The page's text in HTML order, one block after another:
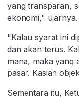
yang transparan,
ekonomi," ujarnya.
"Kalau syarat ini
dan akan terus.
mana, maka yang
pasar. Kasian
Sementara itu,